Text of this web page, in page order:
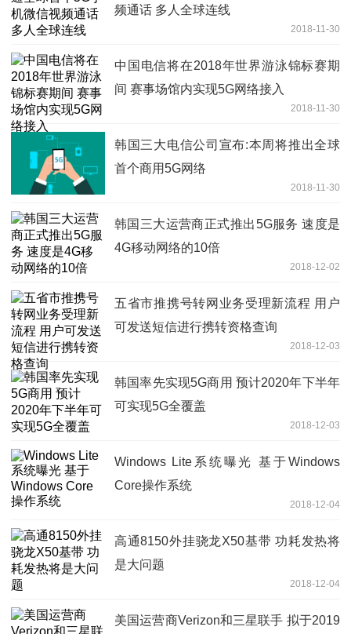
频通话 多人全球连线
2018-11-30
中国电信将在2018年世界游泳锦标赛期
间 赛事场馆内实现5G网络接入
2018-11-30
韩国三大电信公司宣布:本周将推出全球
首个商用5G网络
2018-11-30
韩国三大运营商正式推出5G服务 速度是
4G移动网络的10倍
2018-12-02
五省市推携号转网业务受理新流程 用户
可发送短信进行携转资格查询
2018-12-03
韩国率先实现5G商用 预计2020年下半年
可实现5G全覆盖
2018-12-03
Windows Lite系统曝光 基于Windows
Core操作系统
2018-12-04
高通8150外挂骁龙X50基带 功耗发热将
是大问题
2018-12-04
美国运营商Verizon和三星联手 拟于2019